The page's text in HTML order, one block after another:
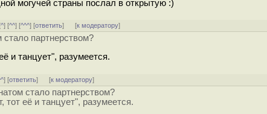
могучей страны послал в открытую :)
^] [^^] [^^^] [ответить] [к модератору]
стало партнерством?
и танцует", разумеется.
] [ответить] [к модератору]
стало партнерством?
тот её и танцует", разумеется.